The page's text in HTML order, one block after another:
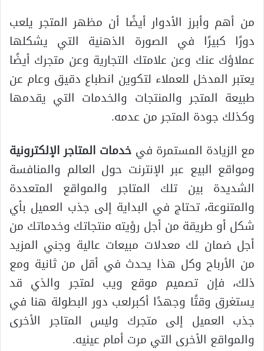
من أهم وأبرز الأدوار أيضًا أن مظهر المتجر يلعب
دورًا كبيرًا في الصورة الذهنية التي يشكلها
عملاؤك عنك وعن علامتك التجارية وعن متجرك أيضًا
يعتبر المدخل للعملاء لتكوين انطباع دقيق وعام عن
طبيعة المتجر والمنتجات والخدمات التي يقدمها
وكذلك جودة المتجر من عدمه.
مع الزيادة المستمرة في خدمات المتاجر الإلكترونية
ومواقع البيع عبر الإنترنت حول العالم والمنافسة
الشديدة بين تلك المتاجر والمواقع المتعددة
والمتنوعة، تحتاج في البداية إلى جذب العميل بأي
شكل أو طريقة من أجل رؤيته منتجاتك وخدماتك من
أجل ضمان لك معدلات مبيعات عالية وجني المزيد
من الأرباح وكل هذا يحدث في أقل من ثانية ومع
ذلك، فإن تصميم موقع ويب لمتجر والذي قد
يستغرق وقتًا وجهدًا أكبرلعب دور البطولة هنا في
جذب العميل إلى متجرك وليس المتاجر الأخرى
والمواقع الأخرى التي مرت أمام عينيه.